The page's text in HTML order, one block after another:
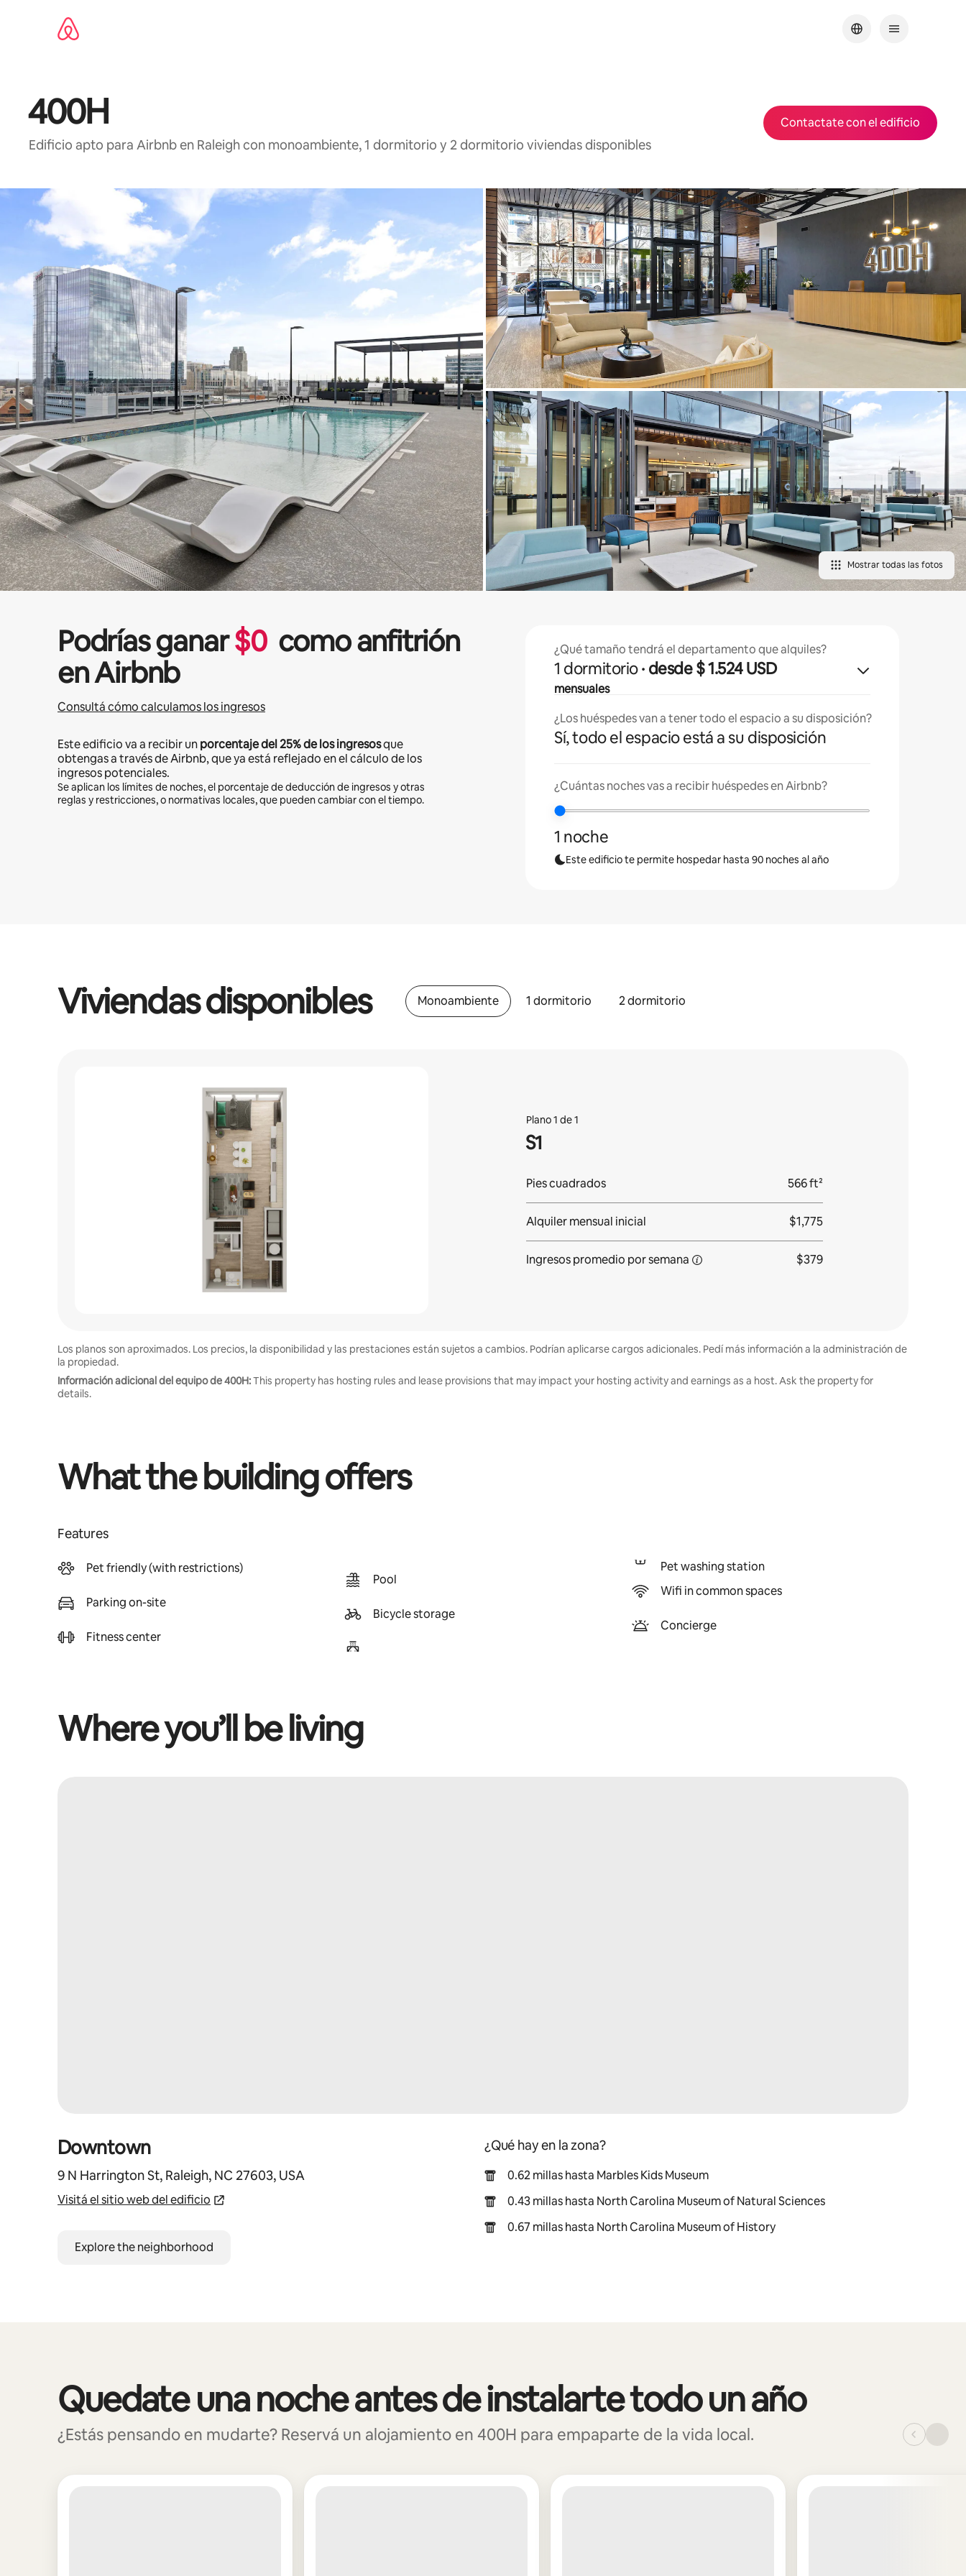
400H
Edificio apto para Airbnb en Raleigh con monoambiente, 1 dormitorio y 2 dormitorio viviendas disponibles
Contactate con el edificio
Mostrar todas las fotos
Podrías ganar$0 como anfitrión
en Airbnb
Consultá cómo calculamos los ingresos
Este edificio va a recibir unporcentaje del25%de los ingresosque
obtengas a través de Airbnb, que ya está reflejado en el cálculo de los
ingresos potenciales.
Se aplican los límites de noches, el porcentaje de deducción de ingresos y otras
reglas y restricciones, o normativas locales, que pueden cambiar con el tiempo.
¿Qué tamaño tendrá el departamento que alquiles?
1 dormitorio · desde $ 1.524 USD
mensuales
¿Los huéspedes van a tener todo el espacio a su disposición?
Sí, todo el espacio está a su disposición
¿Cuántas noches vas a recibir huéspedes en Airbnb?
1 noche
Este edificio te permite hospedar hasta 90 noches al año
Viviendas disponibles Monoambiente 1 dormitorio 2 dormitorio
Plano 1 de 1
S1
Pies cuadrados 566 ft²
Alquiler mensual inicial $1,775
Ingresos promedio porsemana $379
Los planos son aproximados. Los precios, la disponibilidad y las prestaciones están sujetos a cambios. Podrían aplicarse cargos adicionales. Pedí más información a la administración de
la propiedad.
Información adicional del equipo de 400H:This property has hosting rules and lease provisions that may impact your hosting activity and earnings as a host. Ask the property for
details.
What the building offers
Features
Pet friendly (with restrictions)
Parking on-site
Fitness center
Pool
Bicycle storage
Pet washing station
Wifi in common spaces
Concierge
Where you’ll be living
Downtown
9 N Harrington St, Raleigh, NC 27603, USA
Visitá el sitio web del edificio
Explore the neighborhood
¿Qué hay en la zona?
0.62 millas hasta Marbles Kids Museum
0.43 millas hasta North Carolina Museum of Natural Sciences
0.67 millas hasta North Carolina Museum of History
Quedate una noche antes de instalarte todo un año
¿Estás pensando en mudarte? Reservá un alojamiento en 400H para empaparte de la vida local.
Se muestran 0 de 0 elementos
_